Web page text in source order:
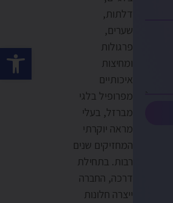
פתח
דלתות,
שערים,
פרגולות
ומחיצות
איכותיים
מפרופיל בלגי
מברזל, בעלי
מראה יוקרתי
המחזיקים שנים
רבות. בתחילת
דרכה, החברה
ייצרה חלונות